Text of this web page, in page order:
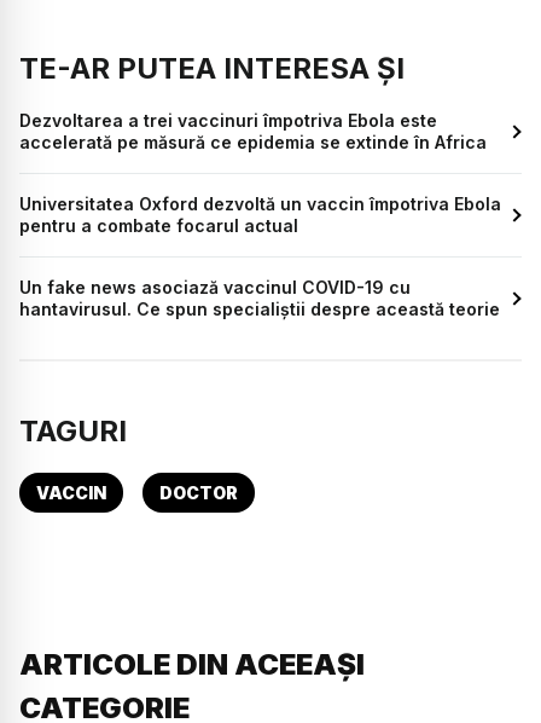
TE-AR PUTEA INTERESA ȘI
Dezvoltarea a trei vaccinuri împotriva Ebola este
accelerată pe măsură ce epidemia se extinde în Africa
Universitatea Oxford dezvoltă un vaccin împotriva Ebola
pentru a combate focarul actual
Un fake news asociază vaccinul COVID-19 cu
hantavirusul. Ce spun specialiștii despre această teorie
TAGURI
VACCIN DOCTOR
ARTICOLE DIN ACEEAȘI
CATEGORIE